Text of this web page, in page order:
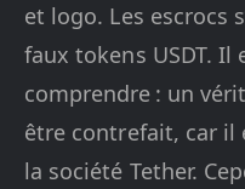
et logo. Les escrocs
faux tokens USDT.
comprendre : un
être contrefait, car il
la société Tether.